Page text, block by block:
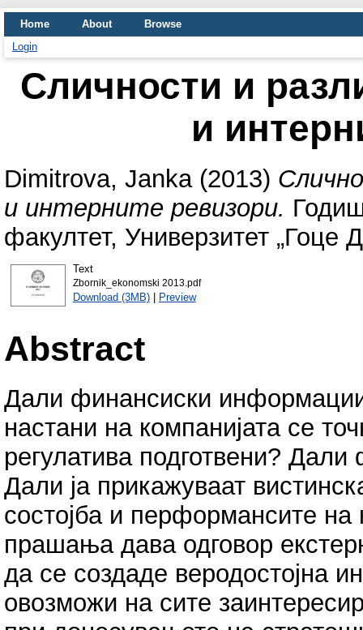
Home About
Browse
Login
Сличности и
и
Dimitrova, Janka(2013)
и интерните ревизори.
факултет, Универзитет
Text
Zbornik_ekonomski 2013.pdf
Download (3MB)| Preview
Abstract
Дали финансиски
настани на компанијата се
регулатива подготвени?
Дали ја прикажуваат
состојба и перформансите
прашања дава одговор
да се создаде веродостојна
овозможи на сите